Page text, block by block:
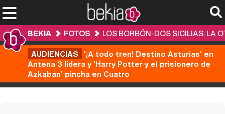
BEKIA FOTOS
LOS BORBÓN-DOS SICILIAS: LA
AUDIENCIAS '¡A todo tren! Destino Asturias' en
Antena 3 lidera y 'Harry Potter y el prisionero de
Azkaban' pincha en Cuatro